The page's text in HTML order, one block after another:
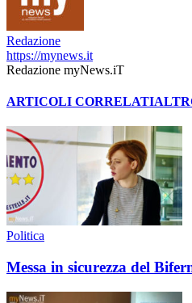
Redazione
https://mynews.it
Redazione myNews.iT
ARTICOLI CORRELATI
Politica
Messa in sicurezza del